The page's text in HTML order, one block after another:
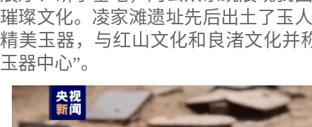
璀璨文化。凌家滩遗址先后出土了玉
精美玉器，与红山文化和良渚文化并
玉器中心”。